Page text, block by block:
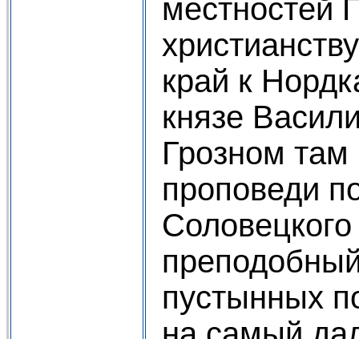
местностей
край к
князе
Грозном там
проповеди
пустынных